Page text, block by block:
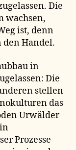
Die
wachsen,
ist, denn
den Handel.
in
Die
stellen
das
Urwälder
Prozesse